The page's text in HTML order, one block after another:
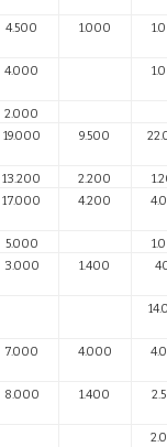
4.500 1.000
4.000
2.000
19.000 9.500
13.200 2.200
17.000 4.200
5.000
3.000 1.400
7.000 4.000
8.000 1.400